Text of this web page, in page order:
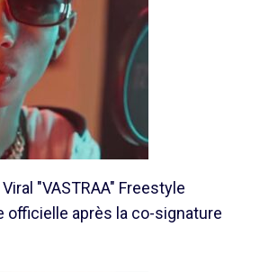
"VASTRAA" Freestyle
officielle après la co-signature